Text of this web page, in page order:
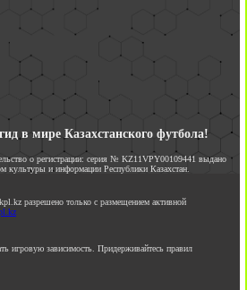
в мире Казахстанского футбола!
о регистрации: серия № KZ11VPY00109441 выдано
культуры и информации Республики Казахстан.
разрешено только с размещением активной
игровую зависимость. Придерживайтесь правил